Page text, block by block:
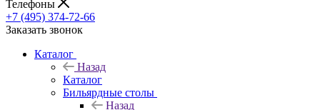
Телефоны
+7 (495) 374-72-66
Заказать звонок
Каталог
Назад
Каталог
Бильярдные столы
Назад